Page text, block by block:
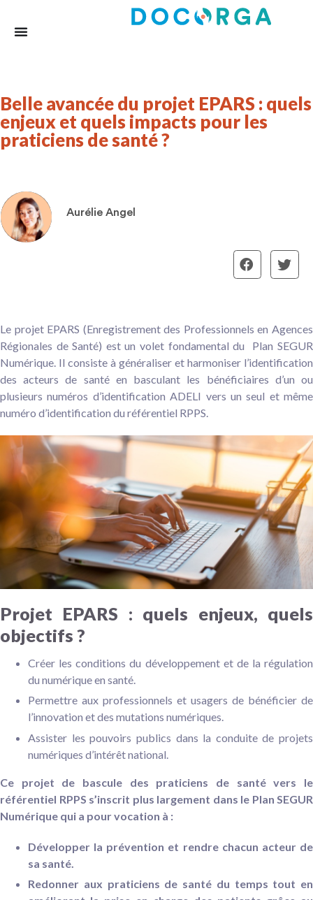
Belle avancée du projet EPARS : quels
enjeux et quels impacts pour les
praticiens de santé ?
Aurélie Angel
Le projet EPARS (Enregistrement des Professionnels en Agences
Régionales de Santé) est un volet fondamental du Plan SEGUR
Numérique. Il consiste à généraliser et harmoniser l’identification
des acteurs de santé en basculant les bénéficiaires d’un ou
plusieurs numéros d’identification ADELI vers un seul et même
numéro d’identification du référentiel RPPS.
Projet EPARS : quels enjeux, quels
objectifs ?
Créer les conditions du développement et de la régulation
du numérique en santé.
Permettre aux professionnels et usagers de bénéficier de
l’innovation et des mutations numériques.
Assister les pouvoirs publics dans la conduite de projets
numériques d’intérêt national.
Ce projet de bascule des praticiens de santé vers le
référentiel RPPS s’inscrit plus largement dans le Plan SEGUR
Numérique qui a pour vocation à :
Développer la prévention et rendre chacun acteur de
sa santé.
Redonner aux praticiens de santé du temps tout en